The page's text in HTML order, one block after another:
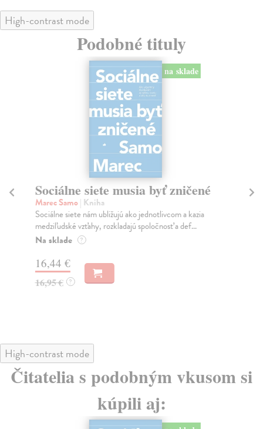
High-contrast mode
Podobné tituly
na sklade
Sociálne siete musia byť zničené
Marec Samo| Kniha
Sociálne siete nám ubližujú ako jednotlivcom a kazia
medziľudské vzťahy, rozkladajú spoločnosť a def...
Na sklade ?
16,44 €
16,95 € ?
High-contrast mode
Čitatelia s podobným vkusom si
kúpili aj: